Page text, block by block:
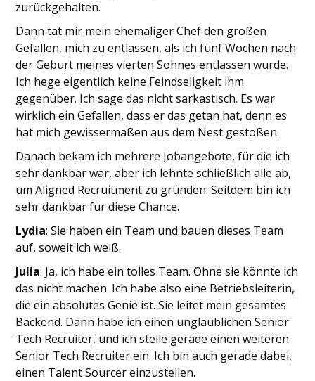
zurückgehalten.
Dann tat mir mein ehemaliger Chef den großen
Gefallen, mich zu entlassen, als ich fünf Wochen nach
der Geburt meines vierten Sohnes entlassen wurde.
Ich hege eigentlich keine Feindseligkeit ihm
gegenüber. Ich sage das nicht sarkastisch. Es war
wirklich ein Gefallen, dass er das getan hat, denn es
hat mich gewissermaßen aus dem Nest gestoßen.
Danach bekam ich mehrere Jobangebote, für die ich
sehr dankbar war, aber ich lehnte schließlich alle ab,
um Aligned Recruitment zu gründen. Seitdem bin ich
sehr dankbar für diese Chance.
Lydia: Sie haben ein Team und bauen dieses Team
auf, soweit ich weiß.
Julia: Ja, ich habe ein tolles Team. Ohne sie könnte ich
das nicht machen. Ich habe also eine Betriebsleiterin,
die ein absolutes Genie ist. Sie leitet mein gesamtes
Backend. Dann habe ich einen unglaublichen Senior
Tech Recruiter, und ich stelle gerade einen weiteren
Senior Tech Recruiter ein. Ich bin auch gerade dabei,
einen Talent Sourcer einzustellen.